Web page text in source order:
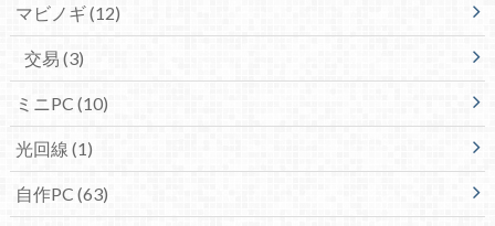
マビノギ(12)
交易 (3)
ミニPC (10)
光回線 (1)
自作PC (63)